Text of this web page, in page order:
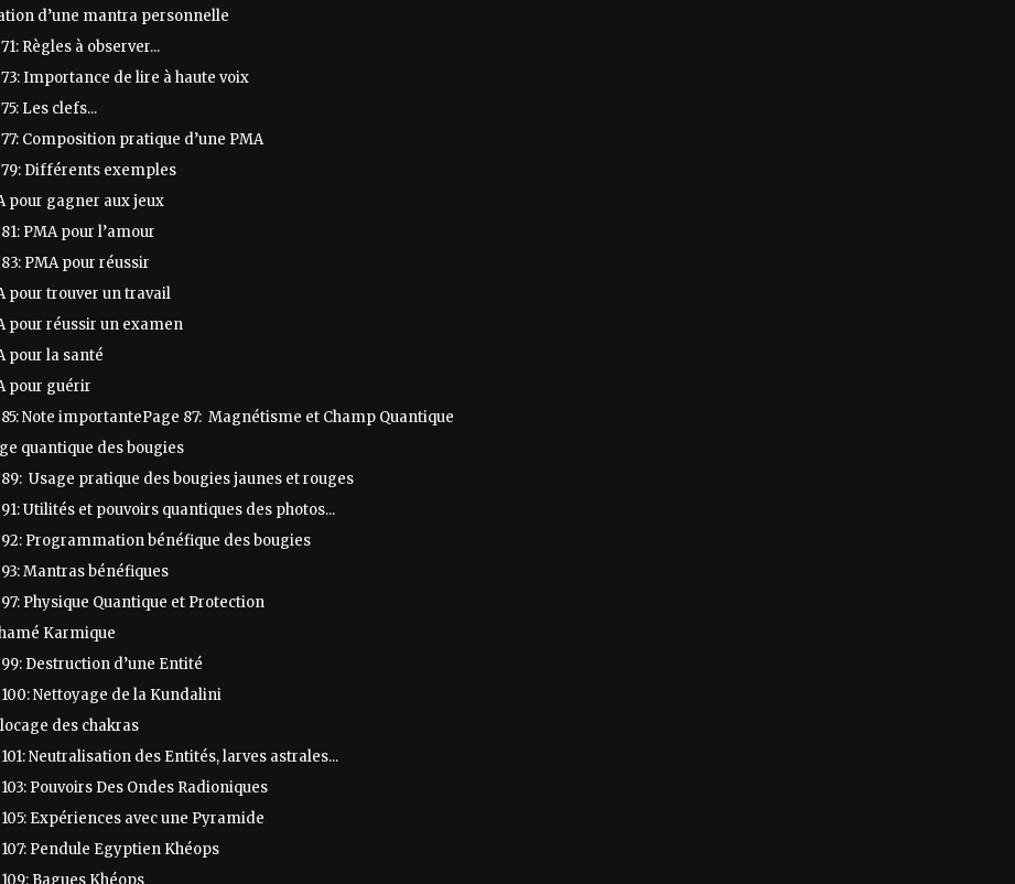
d’une mantra personnelle
Règles à observer...
Importance de lire à haute voix
Les clefs...
Composition pratique d’une PMA
79: Différents exemples
pour gagner aux jeux
PMA pour l’amour
PMA pour réussir
pour trouver un travail
pour réussir un examen
pour la santé
pour guérir
Note importantePage 87: Magnétisme et Champ Quantique
quantique des bougies
Usage pratique des bougies jaunes et rouges
Utilités et pouvoirs quantiques des photos...
92: Programmation bénéfique des bougies
Mantras bénéfiques
Physique Quantique et Protection
Karmique
Destruction d’une Entité
Nettoyage de la Kundalini
des chakras
Neutralisation des Entités, larves astrales...
Pouvoirs Des Ondes Radioniques
Expériences avec une Pyramide
Pendule Egyptien Khéops
Bagues Khéops